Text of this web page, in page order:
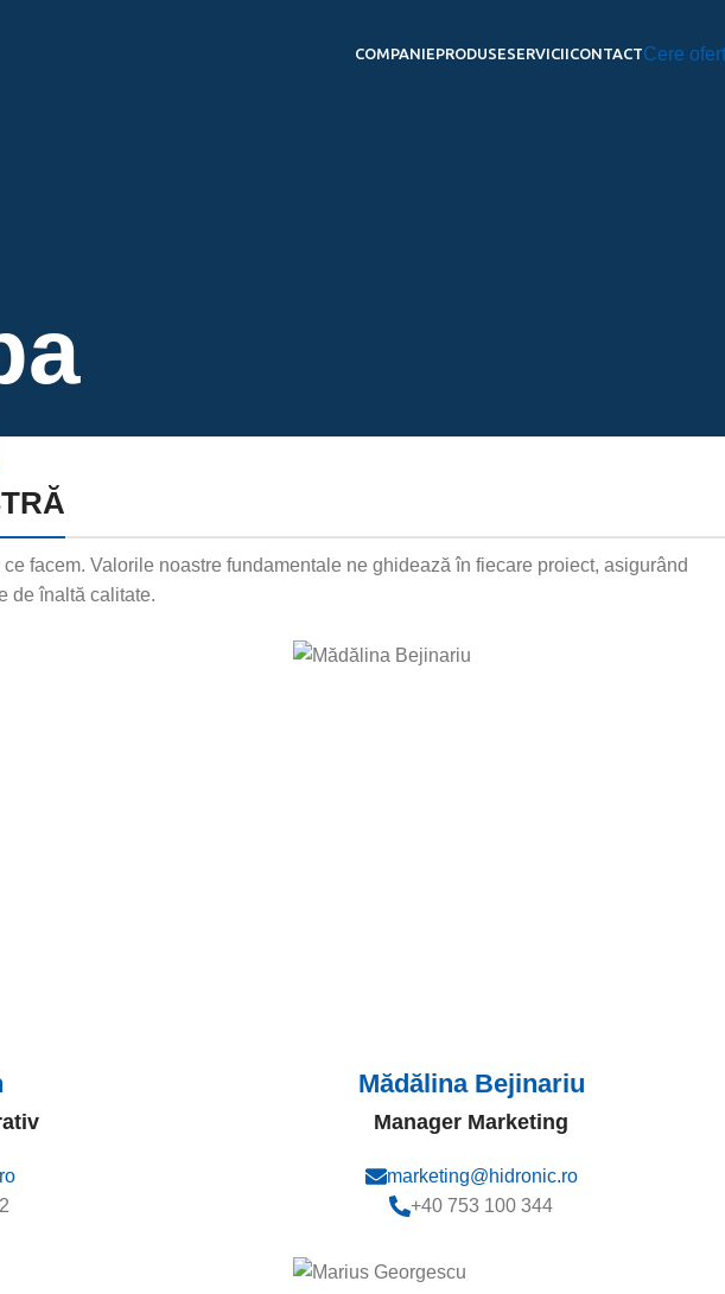
COMPANIEPRODUSESERVICIICONTACTCere
facem. Valorile noastre fundamentale ne ghidează în fiecare proiect, asigurând
de înaltă calitate.
Mădălina Bejinariu
Manager Marketing
marketing@hidronic.ro
+40 753 100 344